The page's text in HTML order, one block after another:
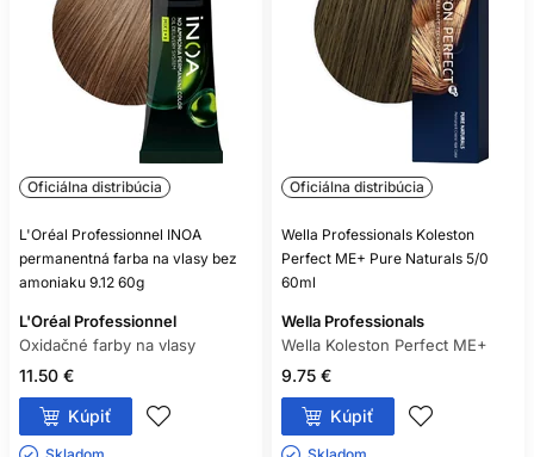
Oficiálna distribúcia
L'Oréal Professionnel INOA
permanentná farba na vlasy bez
amoniaku 9.12 60g
L'Oréal Professionnel
Oxidačné farby na vlasy
11.50 €
Kúpiť
Oficiálna distribúcia
Wella Professionals Koleston
Perfect ME+ Pure Naturals 5/0
60ml
Wella Professionals
Wella Koleston Perfect ME+
9.75 €
Kúpiť